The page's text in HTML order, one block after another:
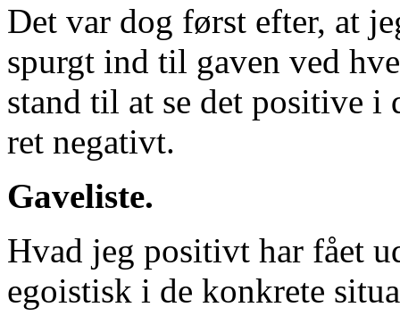
Det var dog først efter, at
spurgt ind til gaven ved
stand til at se det positive i
ret negativt.
Gaveliste.
Hvad jeg positivt har fået
egoistisk i de konkrete